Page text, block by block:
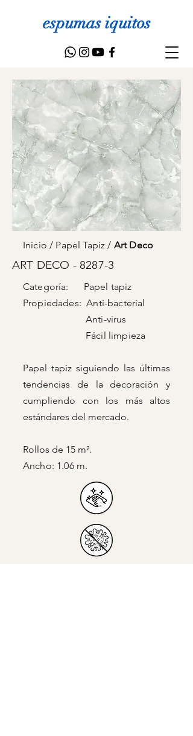
espumas iquitos
Inicio/ Papel Tapiz/ Art Deco
ART DECO - 8287-3
Categoría: Papel tapiz
Propiedades: Anti-bacterial
Anti-virus
Fácil limpieza
Papel tapiz siguiendo las últimas
tendencias de la decoración y
cumpliendo con los más altos
estándares del mercado.
Rollos de 15 m².
Ancho: 1.06 m.